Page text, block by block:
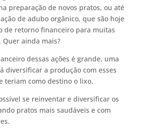
preparação de novos pratos, ou até
de adubo orgânico, que são hoje
de retorno financeiro para muitas
Quer ainda mais?
dessas ações é grande, uma
diversificar a produção com esses
teriam como destino o lixo.
se reinventar e diversificar os
pratos mais saudáveis e com